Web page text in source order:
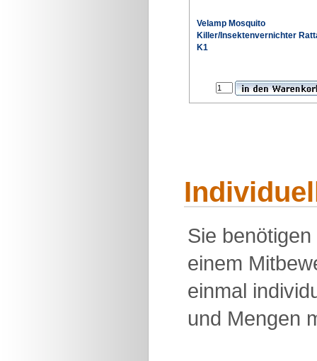
Velamp Mosquito
Killer/Insektenvernichter
K1
Sie
einem
einmal
und Mengen